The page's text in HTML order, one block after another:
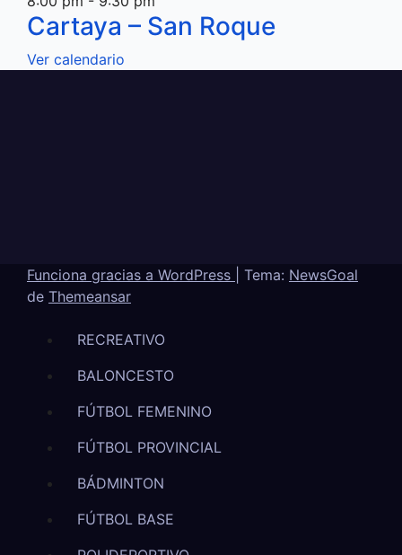
Cartaya – San Roque
Ver calendario
Funciona gracias a WordPress Tema: NewsGoal
de Themeansar
RECREATIVO
BALONCESTO
FÚTBOL FEMENINO
FÚTBOL PROVINCIAL
BÁDMINTON
FÚTBOL BASE